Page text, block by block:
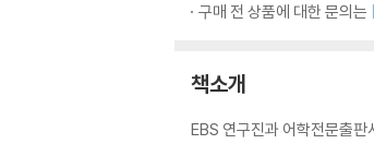
구매 전 상품에 대한 문의는
책소개
EBS 연구진과 어학전문출판